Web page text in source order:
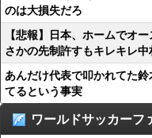
のは大損失だろ
【悲報】日本、ホームでオ
さかの先制許すもキレキレ中
あんだけ代表で叩かれてた
てるという事実
ワールドサッカーフ